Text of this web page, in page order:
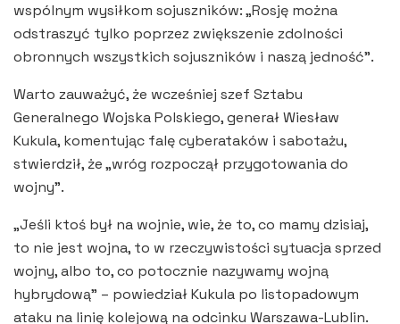
wspólnym wysiłkom sojuszników: „Rosję można
odstraszyć tylko poprzez zwiększenie zdolności
obronnych wszystkich sojuszników i naszą jedność”.
Warto zauważyć, że wcześniej szef Sztabu
Generalnego Wojska Polskiego, generał Wiesław
Kukula, komentując falę cyberataków i sabotażu,
stwierdził, że „wróg rozpoczął przygotowania do
wojny”.
„Jeśli ktoś był na wojnie, wie, że to, co mamy dzisiaj,
to nie jest wojna, to w rzeczywistości sytuacja sprzed
wojny, albo to, co potocznie nazywamy wojną
hybrydową” – powiedział Kukula po listopadowym
ataku na linię kolejową na odcinku Warszawa-Lublin.